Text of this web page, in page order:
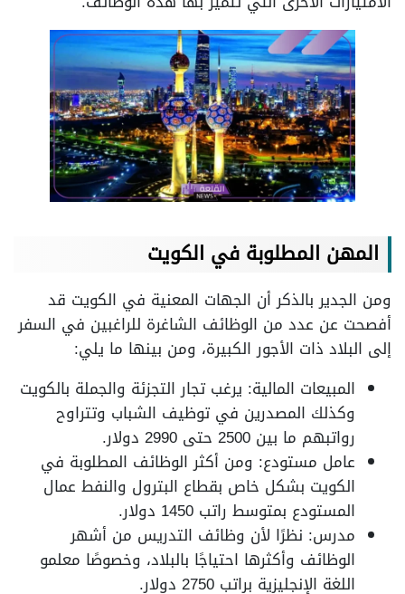
المهن المطلوبة في الكويت
ومن الجدير بالذكر أن الجهات المعنية في الكويت قد
أفصحت عن عدد من الوظائف الشاغرة للراغبين في السفر
إلى البلاد ذات الأجور الكبيرة، ومن بينها ما يلي:
المبيعات المالية: يرغب تجار التجزئة والجملة بالكويت
وكذلك المصدرين في توظيف الشباب وتتراوح
رواتبهم ما بين 2500 حتى 2990 دولار.
عامل مستودع: ومن أكثر الوظائف المطلوبة في
الكويت بشكل خاص بقطاع البترول والنفط عمال
المستودع بمتوسط راتب 1450 دولار.
مدرس: نظرًا لأن وظائف التدريس من أشهر
الوظائف وأكثرها احتياجًا بالبلاد، وخصوصًا معلمو
اللغة الإنجليزية براتب 2750 دولار.